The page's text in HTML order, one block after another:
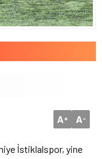
A+ A-
İstiklalspor, yine